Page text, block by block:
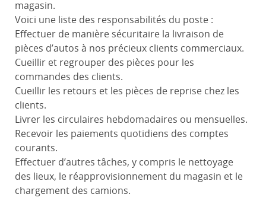
magasin.
Voici une liste des responsabilités du poste :
Effectuer de manière sécuritaire la livraison de
pièces d’autos à nos précieux clients commerciaux.
Cueillir et regrouper des pièces pour les
commandes des clients.
Cueillir les retours et les pièces de reprise chez les
clients.
Livrer les circulaires hebdomadaires ou mensuelles.
Recevoir les paiements quotidiens des comptes
courants.
Effectuer d’autres tâches, y compris le nettoyage
des lieux, le réapprovisionnement du magasin et le
chargement des camions.